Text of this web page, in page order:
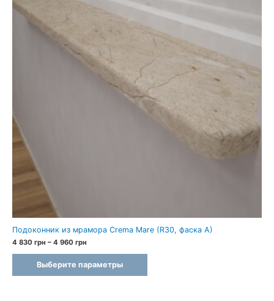
Подоконник из мрамора Crema Mare (R30, фаска A)
4 830 грн – 4 960 грн
830 грн
–
Выберите параметры